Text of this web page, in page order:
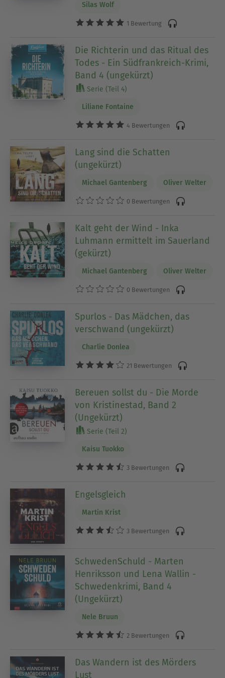
Silas Wolf
1 Bewertung
Die Richterin und das Ritual des
Todes - Ein Südfrankreich-Krimi,
Band 4 (ungekürzt)
Serie (Teil 4)
Liliane Fontaine
4 Bewertungen
Lang sind die Schatten
(ungekürzt)
Michael Gantenberg Oliver Welter
0 Bewertungen
Kalt geht der Wind - Inka
Luhmann ermittelt im Sauerland
(gekürzt)
Michael Gantenberg Oliver Welter
0 Bewertungen
Spurlos - Das Mädchen, das
verschwand (ungekürzt)
Charlie Donlea
21 Bewertungen
Bereuen sollst du - Die Morde
von Kristinestad, Band 2
(Ungekürzt)
Serie (Teil 2)
Kaisu Tuokko
3 Bewertungen
Engelsgleich
Martin Krist
3 Bewertungen
SchwedenSchuld - Marten
Henriksson und Lena Wallin -
Schwedenkrimi, Band 4
(Ungekürzt)
Nele Bruun
2 Bewertungen
Das Wandern ist des Mörders
Lust